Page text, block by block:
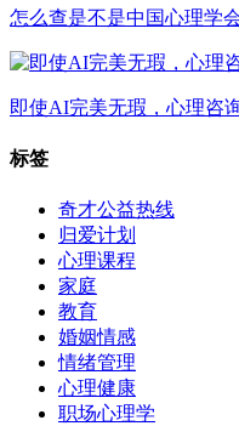
怎么查是不是中国心理学
即使AI完美无瑕，心理咨
标签
奇才公益热线
归爱计划
心理课程
家庭
教育
婚姻情感
情绪管理
心理健康
职场心理学